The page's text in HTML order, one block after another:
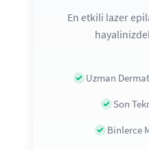
En etkili lazer
Uzman
Son
Binlerce